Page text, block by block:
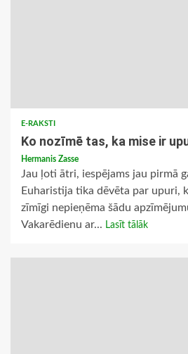
E-RAKSTI
Ko nozīmē tas, ka mise ir
Hermanis Zasse
Jau ļoti ātri, iespējams jau pirmā
Euharistija tika dēvēta par upuri,
zīmīgi nepieņēma šādu
Vakarēdienu ar... Lasīt tālāk